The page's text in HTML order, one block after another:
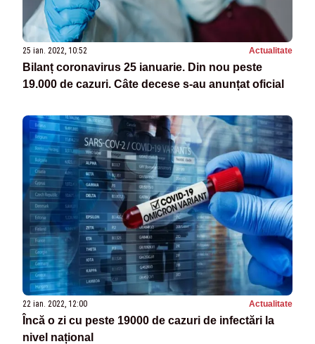
25 ian. 2022, 10:52 Actualitate
Bilanț coronavirus 25 ianuarie. Din nou peste
19.000 de cazuri. Câte decese s-au anunțat oficial
22 ian. 2022, 12:00 Actualitate
Încă o zi cu peste 19000 de cazuri de infectări la
nivel național